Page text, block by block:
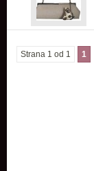
Strana 1 od 1 1